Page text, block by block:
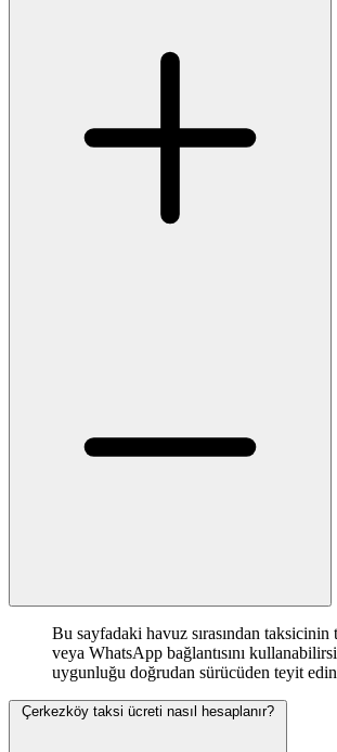
Bu sayfadaki havuz sırasından
veya WhatsApp bağlantısını
uygunluğu doğrudan sürücüden teyit
Çerkezköy taksi ücreti nasıl hesaplanır?